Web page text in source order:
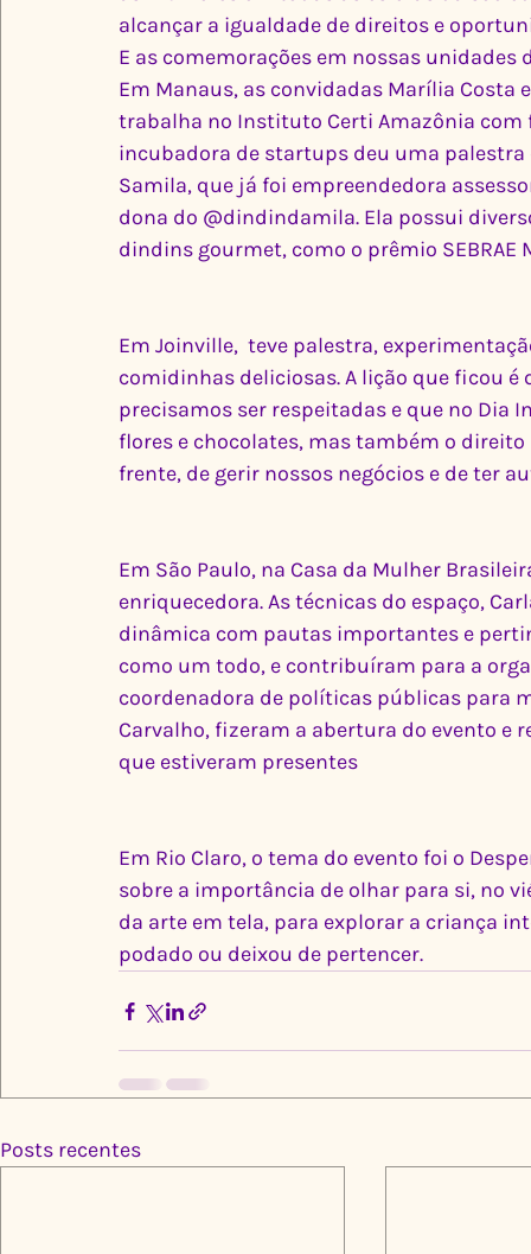
alcançar a igualdade de direitos e
E as comemorações em nossas
Em Manaus, as convidadas Marília
trabalha no Instituto Certi Amazônia
incubadora de startups deu uma
Samila, que já foi empreendedora
dona do @dindindamila. Ela possui
dindins gourmet, como o prêmio
Em Joinville,  teve palestra,
comidinhas deliciosas. A lição que ficou
precisamos ser respeitadas e que no Dia
flores e chocolates, mas também o
frente, de gerir nossos negócios e de ter
Em São Paulo, na Casa da Mulher
enriquecedora. As técnicas do espaço,
dinâmica com pautas importantes e
como um todo, e contribuíram para a
coordenadora de políticas públicas para
Carvalho, fizeram a abertura do evento e
que estiveram presentes
Em Rio Claro, o tema do evento foi o
sobre a importância de olhar para si, no
da arte em tela, para explorar a criança
podado ou deixou de pertencer.
Posts recentes